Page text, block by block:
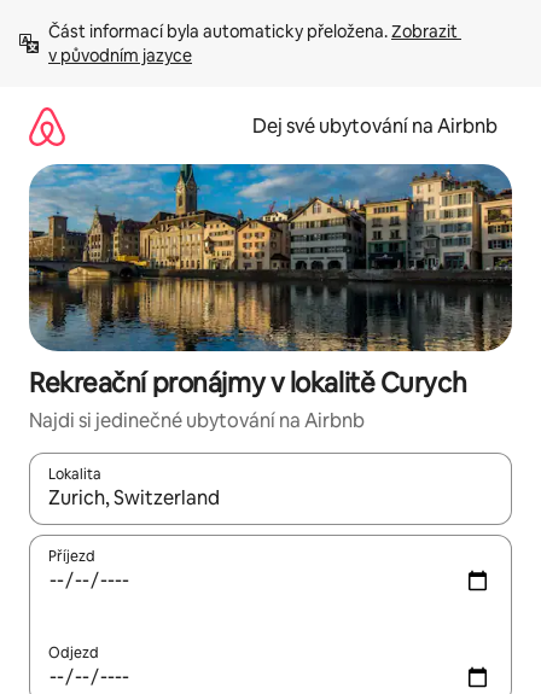
obsah
Část informací byla automaticky přeložena. Zobrazit
v původním jazyce
Dej své ubytování na Airbnb
Rekreační pronájmy v lokalitě Curych
Najdi si jedinečné ubytování na Airbnb
Lokalita
Až budou výsledky k dispozici, můžeš si je procházet pomocí
Příjezd
Odjezd